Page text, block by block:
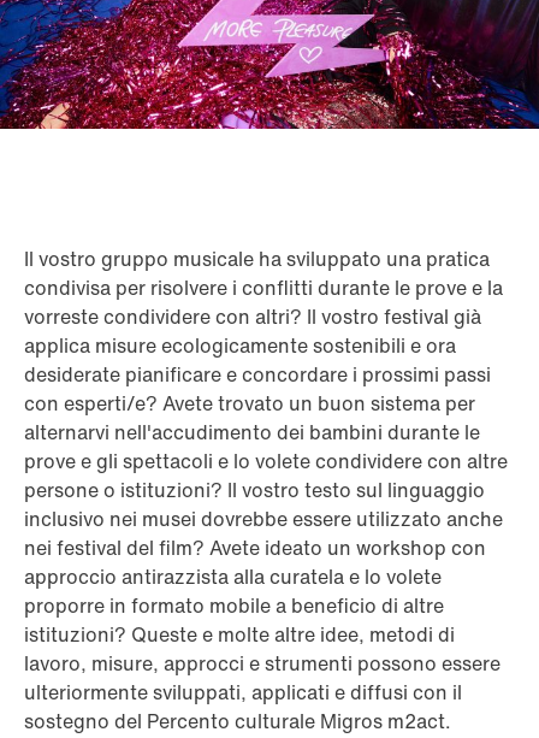
Il vostro gruppo musicale ha sviluppato una pratica
condivisa per risolvere i conflitti durante le prove e la
vorreste condividere con altri? Il vostro festival già
applica misure ecologicamente sostenibili e ora
desiderate pianificare e concordare i prossimi passi
con esperti/e? Avete trovato un buon sistema per
alternarvi nell'accudimento dei bambini durante le
prove e gli spettacoli e lo volete condividere con altre
persone o istituzioni? Il vostro testo sul linguaggio
inclusivo nei musei dovrebbe essere utilizzato anche
nei festival del film? Avete ideato un workshop con
approccio antirazzista alla curatela e lo volete
proporre in formato mobile a beneficio di altre
istituzioni? Queste e molte altre idee, metodi di
lavoro, misure, approcci e strumenti possono essere
ulteriormente sviluppati, applicati e diffusi con il
sostegno del Percento culturale Migros m2act.